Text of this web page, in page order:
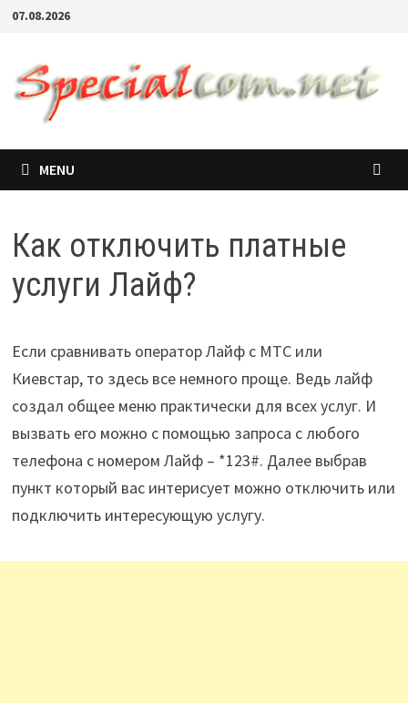
07.08.2026
MENU
Как отключить платные
услуги Лайф?
Если сравнивать оператор Лайф с МТС или
Киевстар, то здесь все немного проще. Ведь лайф
создал общее меню практически для всех услуг. И
вызвать его можно с помощью запроса с любого
телефона с номером Лайф – *123#. Далее выбрав
пункт который вас интерисует можно отключить или
подключить интересующую услугу.